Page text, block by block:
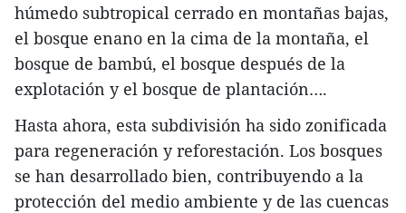
húmedo subtropical cerrado en montañas bajas,
el bosque enano en la cima de la montaña, el
bosque de bambú, el bosque después de la
explotación y el bosque de plantación….
Hasta ahora, esta subdivisión ha sido zonificada
para regeneración y reforestación. Los bosques
se han desarrollado bien, contribuyendo a la
protección del medio ambiente y de las cuencas